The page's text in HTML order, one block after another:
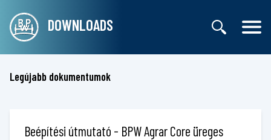
DOWNLOADS
Legújabb dokumentumok
Beépítési útmutató - BPW Agrar Core üreges